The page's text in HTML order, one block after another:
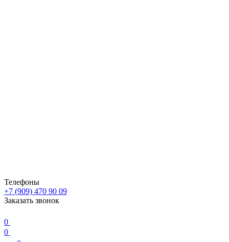
Телефоны
+7 (909) 470 90 09
Заказать звонок
0
0